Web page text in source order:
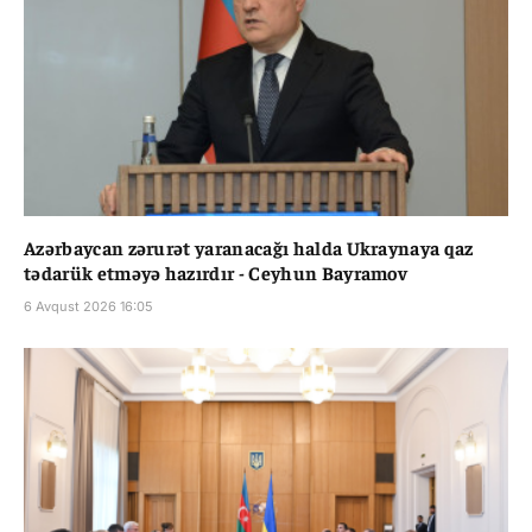
Azərbaycan zərurət yaranacağı halda Ukraynaya qaz
tədarük etməyə hazırdır - Ceyhun Bayramov
6 Avqust 2026 16:05